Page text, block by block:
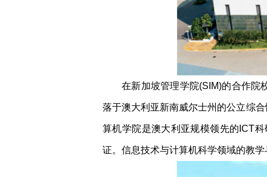
在新加坡管理学院(SIM)的合作院
落于澳大利亚新南威尔士州的公立综
算机学院是澳大利亚规模领先的ICT
证。信息技术与计算机科学领域的教